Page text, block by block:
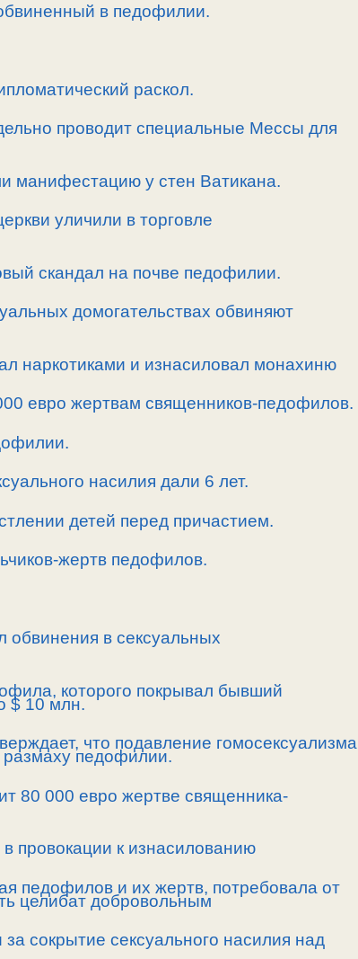
в педофилии.
раскол.
проводит специальные Мессы для
манифестацию у стен Ватикана.
уличили в торговле
скандал на почве педофилии.
домогательствах обвиняют
наркотиками и изнасиловал монахиню
евро жертвам священников-педофилов.
насилия дали 6 лет.
детей перед причастием.
жертв педофилов.
обвинения в сексуальных
которого покрывал бывший
$ 10 млн.
что подавление гомосексуализма
размаху педофилии.
80 000 евро жертве священника-
провокации к изнасилованию
педофилов и их жертв, потребовала от
целибат добровольным
сокрытие сексуального насилия над